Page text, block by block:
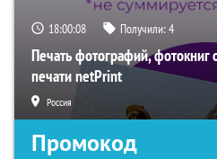
18:00:07 Получили:4
Печать фотографий, фотокниг
печати netPrint
Россия
Промокод